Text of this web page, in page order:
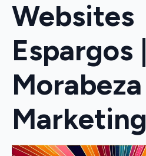
Websites
Espargos |
Morabeza
Marketing